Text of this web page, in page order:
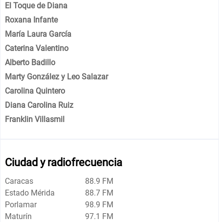
El Toque de Diana
Roxana Infante
María Laura García
Caterina Valentino
Alberto Badillo
Marty González y Leo Salazar
Carolina Quintero
Diana Carolina Ruiz
Franklin Villasmil
Ciudad y radiofrecuencia
Caracas
88.9 FM
Estado Mérida
88.7 FM
Porlamar
98.9 FM
Maturín
97.1 FM